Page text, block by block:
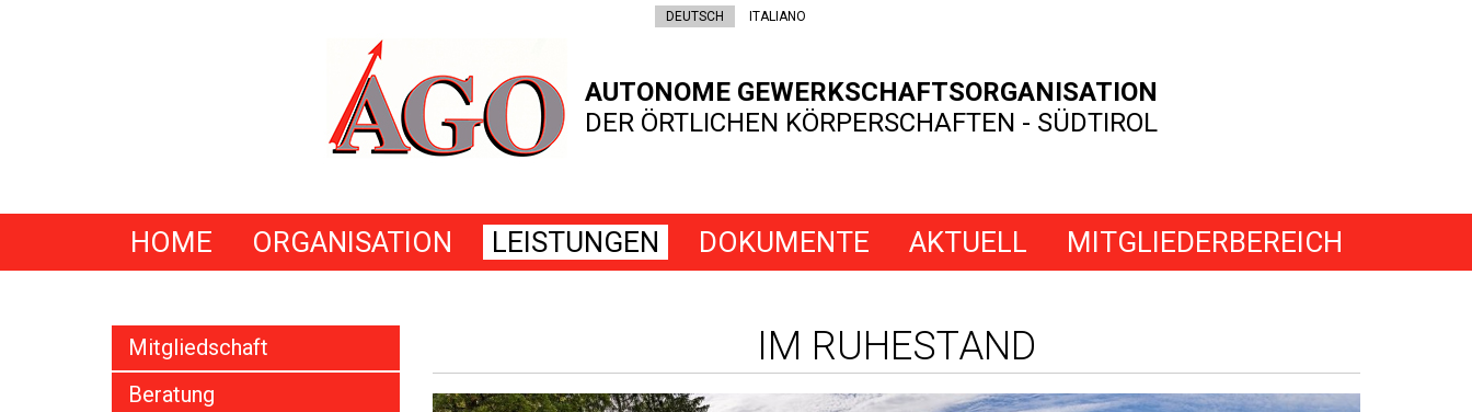
DEUTSCH ITALIANO
AUTONOME GEWERKSCHAFTSORGANISATION
DER ÖRTLICHEN KÖRPERSCHAFTEN - SÜDTIROL
HOME ORGANISATION LEISTUNGEN DOKUMENTE AKTUELL MITGLIEDERBEREICH
Mitgliedschaft
Beratung
IM RUHESTAND